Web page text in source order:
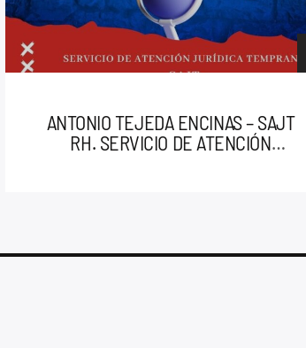
ANTONIO TEJEDA ENCINAS – SAJT
RH. SERVICIO DE ATENCIÓN